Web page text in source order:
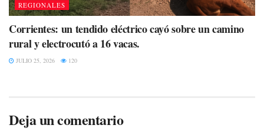
REGIONALES
Corrientes: un tendido eléctrico cayó sobre un camino
rural y electrocutó a 16 vacas.
JULIO 25, 2026 120
Deja un comentario